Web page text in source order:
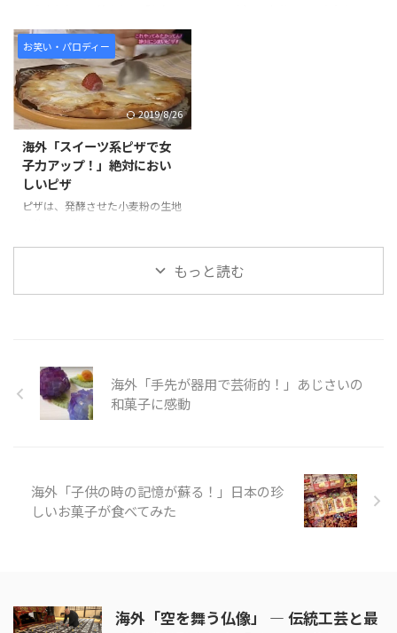
な電車 ...
おかしいな」と思うのも、束の
間、選手がぞろぞろと入場し、第
一コースに集結。 あれよ、あれ
よという間に、選手が選手の肩へ
とどんどん膨れ上がり、あり得な
い高さにまで到達。倒れちゃうよ
と思いますが、そこは大丈夫。水
の中にダイブするのですから。
とても面白い趣向のCM。ダイイ
チのインパクト強く、印象に残る
のが見ていて楽しかったです。
https://www.youtube.com/watc
h? ...
https://www.youtube.com/watc
h ...
お笑い・パロディー
2019/8/26
海外「スイーツ系ピザで女
子力アップ！」絶対におい
しいピザ
ピザは、発酵させた小麦粉の生地
す。 今回は「絶対においしいピ
ザ選手権」と題して、ピザの新た
「豚の顔ピザ」「フリスクピザ」
はドクロマークでした。 意外だ
ったのは、食事系ピザではなく、
スイーツ系ピザの「雪見だいふく
どでしっかり味付けすることによ
っ ...
もっと読む
海外「手先が器用で芸術的！」あじさいの
和菓子に感動
海外「子供の時の記憶が蘇る！」日本の珍
しいお菓子が食べてみた
海外「空を舞う仏像」 ― 伝統工芸と最